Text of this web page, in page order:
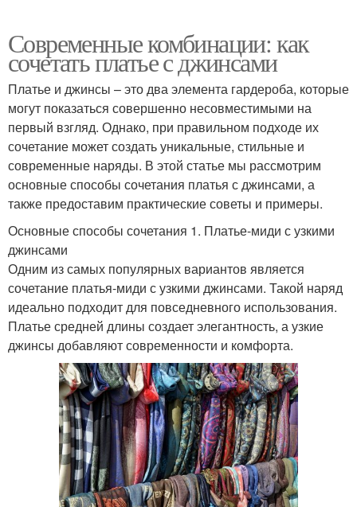
Современные комбинации: как
сочетать платье с джинсами
Платье и джинсы – это два элемента гардероба, которые
могут показаться совершенно несовместимыми на
первый взгляд. Однако, при правильном подходе их
сочетание может создать уникальные, стильные и
современные наряды. В этой статье мы рассмотрим
основные способы сочетания платья с джинсами, а
также предоставим практические советы и примеры.
Основные способы сочетания 1. Платье-миди с узкими
джинсами
Одним из самых популярных вариантов является
сочетание платья-миди с узкими джинсами. Такой наряд
идеально подходит для повседневного использования.
Платье средней длины создает элегантность, а узкие
джинсы добавляют современности и комфорта.